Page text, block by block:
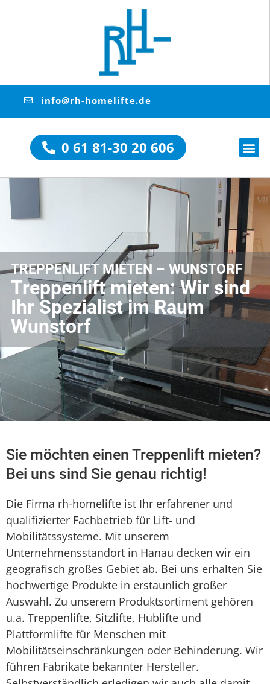
info@rh-homelifte.de
0 61 81-30 20 606
TREPPENLIFT MIETEN – WUNSTORF
Treppenlift mieten: Wir sind
Ihr Spezialist im Raum
Wunstorf
Sie möchten einen Treppenlift mieten?
Bei uns sind Sie genau richtig!
Die Firma rh-homelifte ist Ihr erfahrener und
qualifizierter Fachbetrieb für Lift- und
Mobilitätssysteme. Mit unserem
Unternehmensstandort in Hanau decken wir ein
geografisch großes Gebiet ab. Bei uns erhalten Sie
hochwertige Produkte in erstaunlich großer
Auswahl. Zu unserem Produktsortiment gehören
u.a. Treppenlifte, Sitzlifte, Hublifte und
Plattformlifte für Menschen mit
Mobilitätseinschränkungen oder Behinderung. Wir
führen Fabrikate bekannter Hersteller.